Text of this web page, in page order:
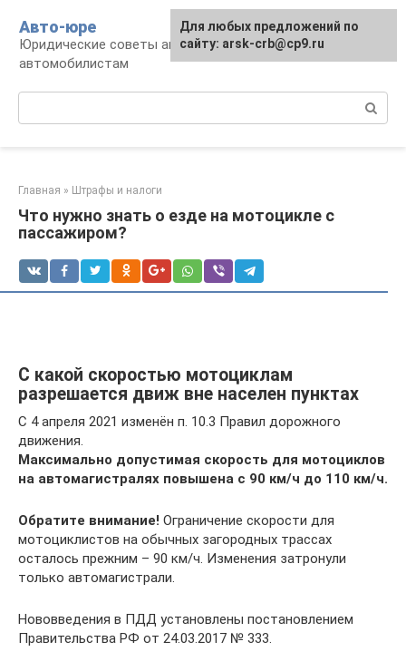
контенту
Авто-юре
Юридические советы автовладельцам и
автомобилистам
Главная » Штрафы и налоги
Что нужно знать о езде на мотоцикле с
пассажиром?
С какой скоростью мотоциклам
разрешается движ вне населен пунктах
С 4 апреля 2021 изменён п. 10.3 Правил дорожного
движения.
Максимально допустимая скорость для мотоциклов
на автомагистралях повышена с 90 км/ч до 110 км/ч.
Обратите внимание! Ограничение скорости для
мотоциклистов на обычных загородных трассах
осталось прежним – 90 км/ч. Изменения затронули
только автомагистрали.
Нововведения в ПДД установлены постановлением
Правительства РФ от 24.03.2017 № 333.
Для любых предложений по
сайту: arsk-crb@cp9.ru